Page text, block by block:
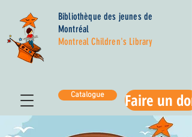
Bibliothèque des jeunes de
Montréal
Montreal Children's Library
Catalogue Faire un don